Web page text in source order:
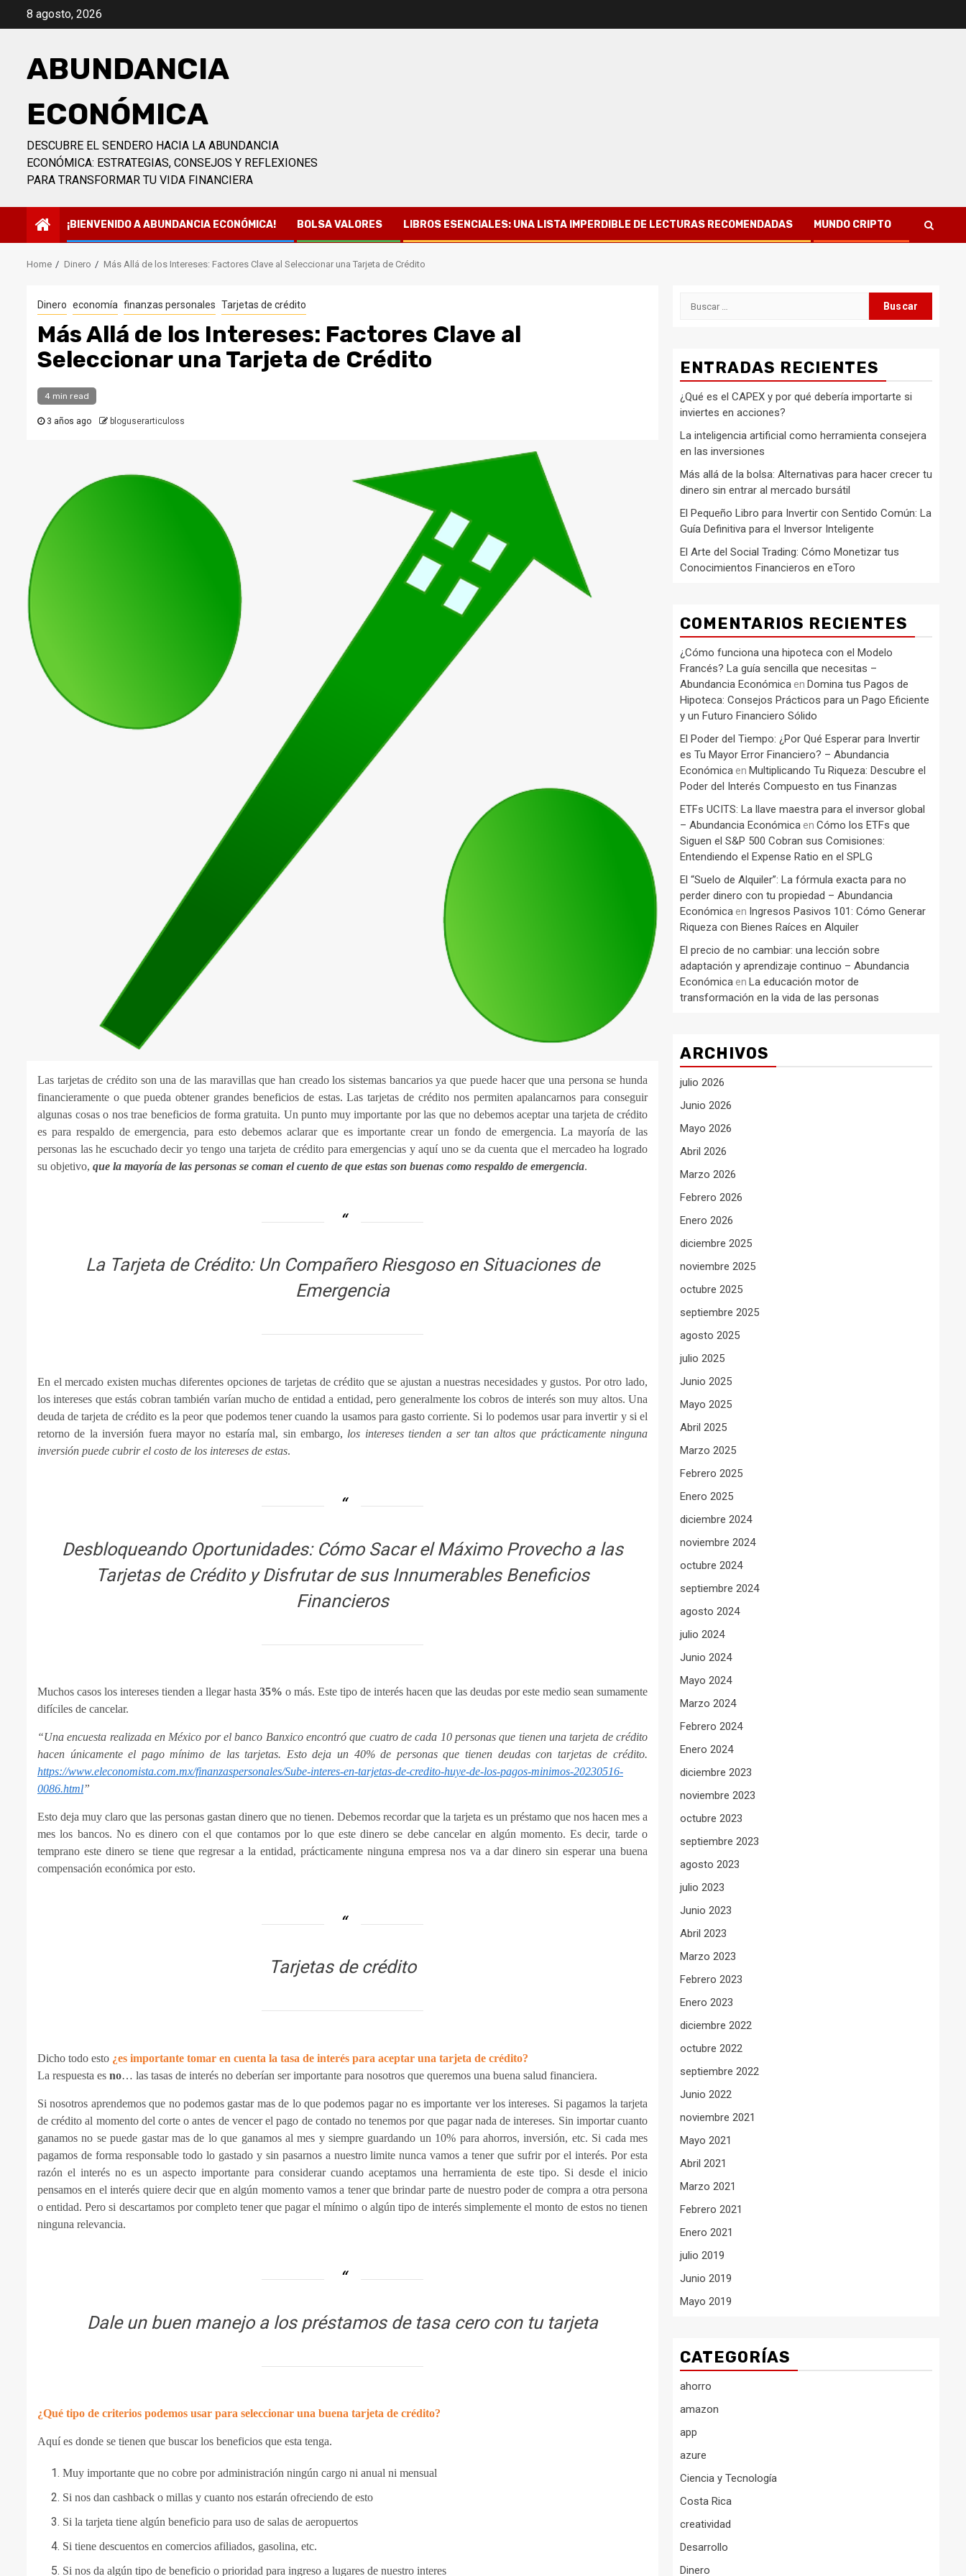
8 agosto, 2026
ABUNDANCIA
ECONÓMICA
DESCUBRE EL SENDERO HACIA LA ABUNDANCIA
ECONÓMICA: ESTRATEGIAS, CONSEJOS Y REFLEXIONES
PARA TRANSFORMAR TU VIDA FINANCIERA
¡BIENVENIDO A ABUNDANCIA ECONÓMICA! BOLSA VALORES LIBROS ESENCIALES: UNA LISTA IMPERDIBLE DE LECTURAS RECOMENDADAS MUNDO CRIPTO
Home Dinero Más Allá de los Intereses: Factores Clave al Seleccionar una Tarjeta de Crédito
Dinero economía finanzas personales Tarjetas de crédito
Más Allá de los Intereses: Factores Clave al
Seleccionar una Tarjeta de Crédito
4 min read
3 años ago bloguserarticuloss
Las tarjetas de crédito son una de las maravillas que han creado los sistemas bancarios ya que puede hacer que una persona se hunda
financieramente o que pueda obtener grandes beneficios de estas. Las tarjetas de crédito nos permiten apalancarnos para conseguir
algunas cosas o nos trae beneficios de forma gratuita. Un punto muy importante por las que no debemos aceptar una tarjeta de crédito
es para respaldo de emergencia, para esto debemos aclarar que es importante crear un fondo de emergencia. La mayoría de las
personas las he escuchado decir yo tengo una tarjeta de crédito para emergencias y aquí uno se da cuenta que el mercadeo ha logrado
su objetivo, que la mayoría de las personas se coman el cuento de que estas son buenas como respaldo de emergencia.
La Tarjeta de Crédito: Un Compañero Riesgoso en Situaciones de
Emergencia
En el mercado existen muchas diferentes opciones de tarjetas de crédito que se ajustan a nuestras necesidades y gustos. Por otro lado,
los intereses que estás cobran también varían mucho de entidad a entidad, pero generalmente los cobros de interés son muy altos. Una
deuda de tarjeta de crédito es la peor que podemos tener cuando la usamos para gasto corriente. Si lo podemos usar para invertir y si el
retorno de la inversión fuera mayor no estaría mal, sin embargo, los intereses tienden a ser tan altos que prácticamente ninguna
inversión puede cubrir el costo de los intereses de estas.
Desbloqueando Oportunidades: Cómo Sacar el Máximo Provecho a las
Tarjetas de Crédito y Disfrutar de sus Innumerables Beneficios
Financieros
Muchos casos los intereses tienden a llegar hasta 35% o más. Este tipo de interés hacen que las deudas por este medio sean sumamente
difíciles de cancelar.
“Una encuesta realizada en México por el banco Banxico encontró que cuatro de cada 10 personas que tienen una tarjeta de crédito
hacen únicamente el pago mínimo de las tarjetas. Esto deja un 40% de personas que tienen deudas con tarjetas de crédito.
https://www.eleconomista.com.mx/finanzaspersonales/Sube-interes-en-tarjetas-de-credito-huye-de-los-pagos-minimos-20230516-
0086.html”
Esto deja muy claro que las personas gastan dinero que no tienen. Debemos recordar que la tarjeta es un préstamo que nos hacen mes a
mes los bancos. No es dinero con el que contamos por lo que este dinero se debe cancelar en algún momento. Es decir, tarde o
temprano este dinero se tiene que regresar a la entidad, prácticamente ninguna empresa nos va a dar dinero sin esperar una buena
compensación económica por esto.
Tarjetas de crédito
Dicho todo esto ¿es importante tomar en cuenta la tasa de interés para aceptar una tarjeta de crédito?
La respuesta es no… las tasas de interés no deberían ser importante para nosotros que queremos una buena salud financiera.
Si nosotros aprendemos que no podemos gastar mas de lo que podemos pagar no es importante ver los intereses. Si pagamos la tarjeta
de crédito al momento del corte o antes de vencer el pago de contado no tenemos por que pagar nada de intereses. Sin importar cuanto
ganamos no se puede gastar mas de lo que ganamos al mes y siempre guardando un 10% para ahorros, inversión, etc. Si cada mes
pagamos de forma responsable todo lo gastado y sin pasarnos a nuestro limite nunca vamos a tener que sufrir por el interés. Por esta
razón el interés no es un aspecto importante para considerar cuando aceptamos una herramienta de este tipo. Si desde el inicio
pensamos en el interés quiere decir que en algún momento vamos a tener que brindar parte de nuestro poder de compra a otra persona
o entidad. Pero si descartamos por completo tener que pagar el mínimo o algún tipo de interés simplemente el monto de estos no tienen
ninguna relevancia.
Dale un buen manejo a los préstamos de tasa cero con tu tarjeta
¿Qué tipo de criterios podemos usar para seleccionar una buena tarjeta de crédito?
Aquí es donde se tienen que buscar los beneficios que esta tenga.
Muy importante que no cobre por administración ningún cargo ni anual ni mensual
Si nos dan cashback o millas y cuanto nos estarán ofreciendo de esto
Si la tarjeta tiene algún beneficio para uso de salas de aeropuertos
Si tiene descuentos en comercios afiliados, gasolina, etc.
Si nos da algún tipo de beneficio o prioridad para ingreso a lugares de nuestro interes
Buscar:
ENTRADAS RECIENTES
¿Qué es el CAPEX y por qué debería importarte si
inviertes en acciones?
La inteligencia artificial como herramienta consejera
en las inversiones
Más allá de la bolsa: Alternativas para hacer crecer tu
dinero sin entrar al mercado bursátil
El Pequeño Libro para Invertir con Sentido Común: La
Guía Definitiva para el Inversor Inteligente
El Arte del Social Trading: Cómo Monetizar tus
Conocimientos Financieros en eToro
COMENTARIOS RECIENTES
¿Cómo funciona una hipoteca con el Modelo
Francés? La guía sencilla que necesitas –
Abundancia Económica en Domina tus Pagos de
Hipoteca: Consejos Prácticos para un Pago Eficiente
y un Futuro Financiero Sólido
El Poder del Tiempo: ¿Por Qué Esperar para Invertir
es Tu Mayor Error Financiero? – Abundancia
Económica en Multiplicando Tu Riqueza: Descubre el
Poder del Interés Compuesto en tus Finanzas
ETFs UCITS: La llave maestra para el inversor global
– Abundancia Económica en Cómo los ETFs que
Siguen el S&P 500 Cobran sus Comisiones:
Entendiendo el Expense Ratio en el SPLG
El “Suelo de Alquiler”: La fórmula exacta para no
perder dinero con tu propiedad – Abundancia
Económica en Ingresos Pasivos 101: Cómo Generar
Riqueza con Bienes Raíces en Alquiler
El precio de no cambiar: una lección sobre
adaptación y aprendizaje continuo – Abundancia
Económica en La educación motor de
transformación en la vida de las personas
ARCHIVOS
julio 2026
Junio 2026
Mayo 2026
Abril 2026
Marzo 2026
Febrero 2026
Enero 2026
diciembre 2025
noviembre 2025
octubre 2025
septiembre 2025
agosto 2025
julio 2025
Junio 2025
Mayo 2025
Abril 2025
Marzo 2025
Febrero 2025
Enero 2025
diciembre 2024
noviembre 2024
octubre 2024
septiembre 2024
agosto 2024
julio 2024
Junio 2024
Mayo 2024
Marzo 2024
Febrero 2024
Enero 2024
diciembre 2023
noviembre 2023
octubre 2023
septiembre 2023
agosto 2023
julio 2023
Junio 2023
Abril 2023
Marzo 2023
Febrero 2023
Enero 2023
diciembre 2022
octubre 2022
septiembre 2022
Junio 2022
noviembre 2021
Mayo 2021
Abril 2021
Marzo 2021
Febrero 2021
Enero 2021
julio 2019
Junio 2019
Mayo 2019
CATEGORÍAS
ahorro
amazon
app
azure
Ciencia y Tecnología
Costa Rica
creatividad
Desarrollo
Dinero